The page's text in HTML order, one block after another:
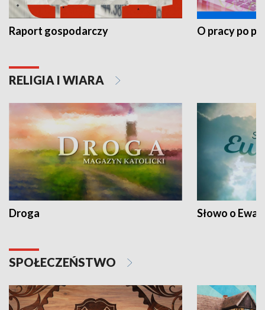
Raport gospodarczy O pracy po
RELIGIA I WIARA
Droga Słowo o
SPOŁECZEŃSTWO